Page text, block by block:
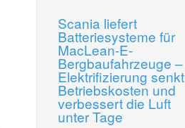
Scania liefert
Batteriesysteme für
MacLean-E-
Bergbaufahrzeuge –
Elektrifizierung senkt
Betriebskosten und
verbessert die Luft
unter Tage